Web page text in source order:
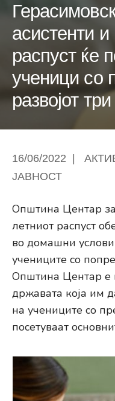
асистенти и
распуст ќе
ученици со
развојот
16/06/2022
ЈАВНОСТ
Општина Центар
летниот распуст
во домашни
учениците со
Општина Центар е
државата која им
на учениците со
посетуваат